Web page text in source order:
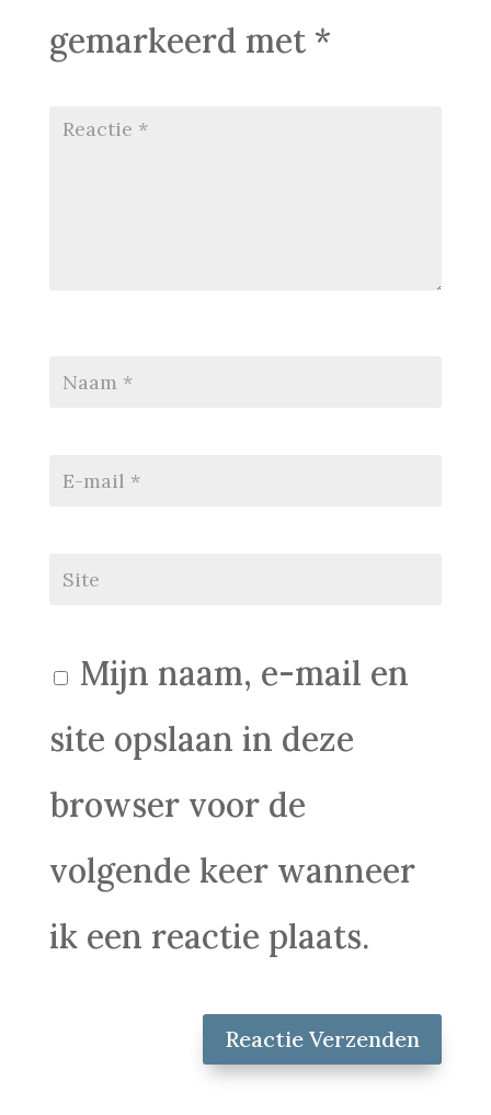
gemarkeerd met *
Mijn naam, e-mail en
site opslaan in deze
browser voor de
volgende keer wanneer
ik een reactie plaats.
Reactie Verzenden